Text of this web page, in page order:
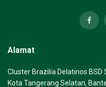
Alamat
Cluster Brazilia Delatinos BSD
Kota Tangerang Selatan,